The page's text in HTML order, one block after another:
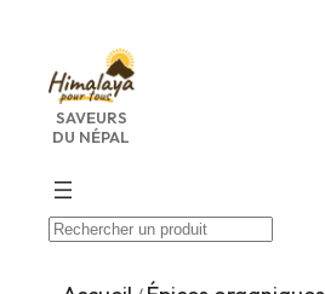
contenu
SAVEURS
DU NÉPAL
Recherche